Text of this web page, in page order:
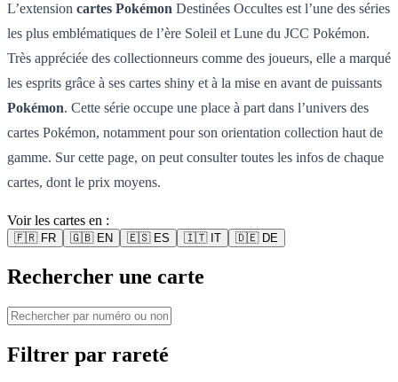
L’extension cartes Pokémon Destinées Occultes est l’une des séries
les plus emblématiques de l’ère Soleil et Lune du JCC Pokémon.
Très appréciée des collectionneurs comme des joueurs, elle a marqué
les esprits grâce à ses cartes shiny et à la mise en avant de puissants
Pokémon. Cette série occupe une place à part dans l’univers des
cartes Pokémon, notamment pour son orientation collection haut de
gamme. Sur cette page, on peut consulter toutes les infos de chaque
cartes, dont le prix moyens.
Voir les cartes en :
🇫🇷FR 🇬🇧EN 🇪🇸ES 🇮🇹IT 🇩🇪DE
Rechercher une carte
Filtrer par rareté